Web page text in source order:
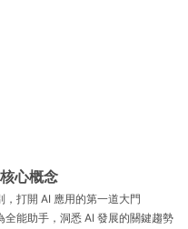
心概念
打開 AI 應用的第一道大門
能助手，洞悉 AI 發展的關鍵趨勢